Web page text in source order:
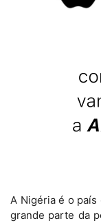
A Nigéria é o país
grande parte da